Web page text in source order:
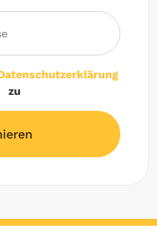
zu